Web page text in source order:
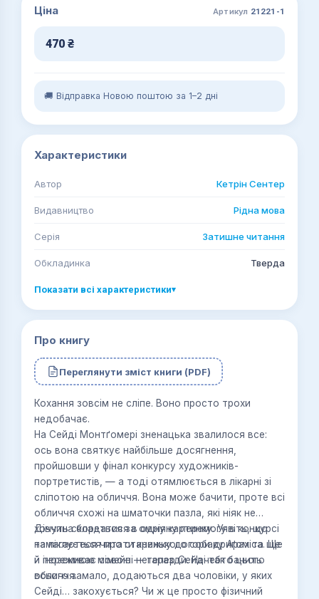
Ціна Артикул 21221-1
470 ₴
🚚 Відправка Новою поштою за 1–2 дні
Характеристики
Автор Кетрін Сентер
Видавництво Рідна мова
Серія Затишне читання
Обкладинка Тверда
Показати всі характеристики▾
Про книгу
Переглянути зміст книги (PDF)
Кохання зовсім не сліпе. Воно просто трохи
недобачає.
На Сейді Монтґомері зненацька звалилося все:
ось вона святкує найбільше досягнення,
пройшовши у фінал конкурсу художників-
портретистів, — а тоді отямлюється в лікарні зі
сліпотою на обличчя. Вона може бачити, проте всі
обличчя схожі на шматочки пазла, які ніяк не
хочуть складатися в одну картинку. Уявіть, що
намагаєтеся читати книжку догори дриґом та ще
й іноземною мовою — тепер Сейді так бачить
обличчя.
Дівчина бореться за омріяну перемогу в конкурсі
та піклується про старенького собаку Арахіса. Ще
й переживає сімейні негаразди. Начебто цього
всього замало, додаються два чоловіки, у яких
Сейді… закохується? Чи ж це просто фізичний